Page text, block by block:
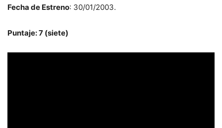
Fecha de Estreno: 30/01/2003.
Puntaje: 7 (siete)